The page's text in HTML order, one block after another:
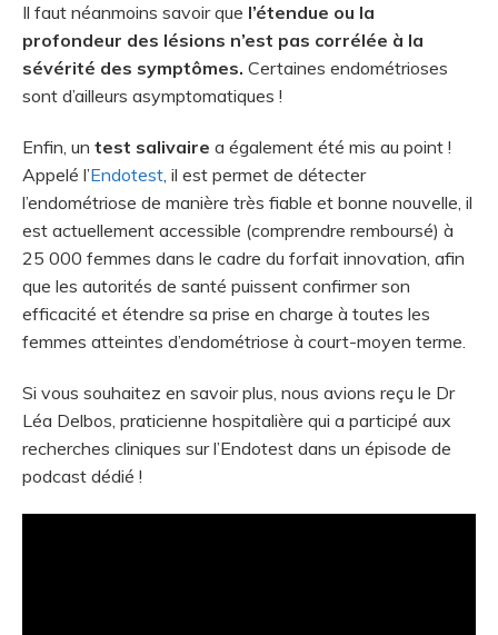
Il faut néanmoins savoir que l’étendue ou la
profondeur des lésions n’est pas corrélée à la
sévérité des symptômes. Certaines endométrioses
sont d’ailleurs asymptomatiques !
Enfin, un test salivaire a également été mis au point !
Appelé l’Endotest , il est permet de détecter
l’endométriose de manière très fiable et bonne nouvelle, il
est actuellement accessible (comprendre remboursé) à
25 000 femmes dans le cadre du forfait innovation, afin
que les autorités de santé puissent confirmer son
efficacité et étendre sa prise en charge à toutes les
femmes atteintes d’endométriose à court-moyen terme.
Si vous souhaitez en savoir plus, nous avions reçu le Dr
Léa Delbos, praticienne hospitalière qui a participé aux
recherches cliniques sur l’Endotest dans un épisode de
podcast dédié !